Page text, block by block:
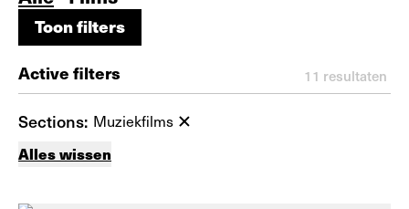
Toon filters
Toon filters
Active filters 11 resultaten
Sections: Muziekfilms
Alles wissen